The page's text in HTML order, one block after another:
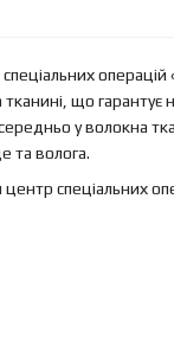
операцій
тканині, що
у волокна
та волога.
спеціальних